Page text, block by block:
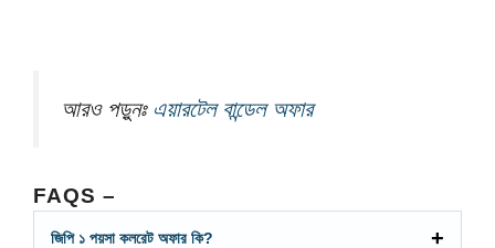
আরও পড়ুনঃ এয়ারটেল বান্ডেল অফার
FAQS –
জিপি ১ পয়সা কলরেট অফার কি?